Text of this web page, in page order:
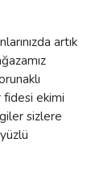
artık
fidesi ekimi
sizlere